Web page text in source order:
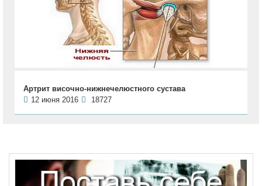
Артрит височно-нижнечелюстного сустава
12 июня 2016
18727